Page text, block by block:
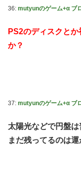
36: mutyunのゲーム+α ブ
PS2のディスクと
か？
37: mutyunのゲーム+α ブ
太陽光などで円盤
まだ残ってるのは